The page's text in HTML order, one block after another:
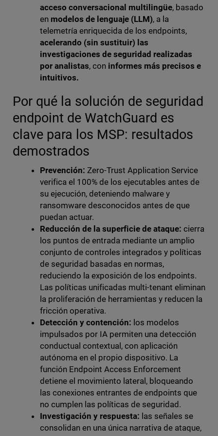
acceso conversacional multilingüe, basado
en modelos de lenguaje (LLM), a la
telemetría enriquecida de los endpoints,
acelerando (sin sustituir) las
investigaciones de seguridad realizadas
por analistas, con informes más precisos e
intuitivos.
Por qué la solución de seguridad
endpoint de WatchGuard es
clave para los MSP: resultados
demostrados
Prevención: Zero-Trust Application Service
verifica el 100% de los ejecutables antes de
su ejecución, deteniendo malware y
ransomware desconocidos antes de que
puedan actuar.
Reducción de la superficie de ataque: cierra
los puntos de entrada mediante un amplio
conjunto de controles integrados y políticas
de seguridad basadas en normas,
reduciendo la exposición de los endpoints.
Las políticas unificadas multi-tenant eliminan
la proliferación de herramientas y reducen la
fricción operativa.
Detección y contención: los modelos
impulsados por IA permiten una detección
conductual contextual, con aplicación
autónoma en el propio dispositivo. La
función Endpoint Access Enforcement
detiene el movimiento lateral, bloqueando
las conexiones entrantes de endpoints que
no cumplen las políticas de seguridad.
Investigación y respuesta: las señales se
consolidan en una única narrativa de ataque,